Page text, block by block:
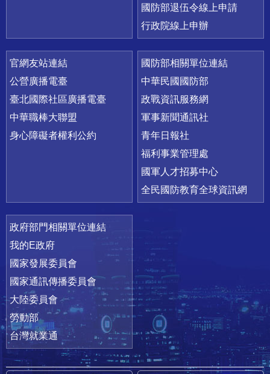
國防部退伍令線上申請
行政院線上申辦
官網友站連結
公營廣播電臺
臺北國際社區廣播電臺
中華職棒大聯盟
身心障礙者權利公約
國防部相關單位連結
中華民國國防部
政戰資訊服務網
軍事新聞通訊社
青年日報社
福利事業管理處
國軍人才招募中心
全民國防教育全球資訊網
政府部門相關單位連結
我的E政府
國家發展委員會
國家通訊傳播委員會
大陸委員會
勞動部
台灣就業通